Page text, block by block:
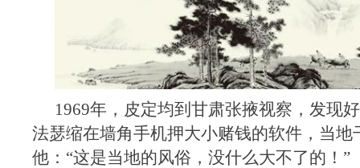
1969年，皮定均到甘肃张掖视察，发现
法瑟缩在墙角手机押大小赌钱的软件，当地
他：“这是当地的风俗，没什么大不了的！”